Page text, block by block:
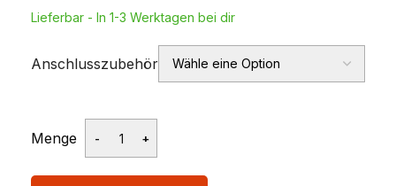
Lieferbar - In 1-3 Werktagen bei dir
Anschlusszubehör
Menge